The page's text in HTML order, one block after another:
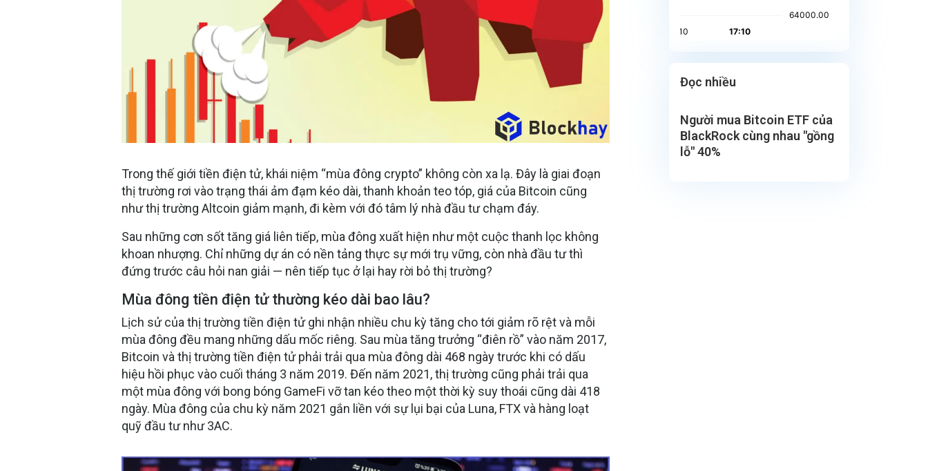
Trong thế giới tiền điện tử, khái niệm “mùa đông crypto” không còn xa lạ. Đây là giai đoạn
thị trường rơi vào trạng thái ảm đạm kéo dài, thanh khoản teo tóp, giá của Bitcoin cũng
như thị trường Altcoin giảm mạnh, đi kèm với đó tâm lý nhà đầu tư chạm đáy.
Sau những cơn sốt tăng giá liên tiếp, mùa đông xuất hiện như một cuộc thanh lọc không
khoan nhượng. Chỉ những dự án có nền tảng thực sự mới trụ vững, còn nhà đầu tư thì
đứng trước câu hỏi nan giải — nên tiếp tục ở lại hay rời bỏ thị trường?
Mùa đông tiền điện tử thường kéo dài bao lâu?
Lịch sử của thị trường tiền điện tử ghi nhận nhiều chu kỳ tăng cho tới giảm rõ rệt và mỗi
mùa đông đều mang những dấu mốc riêng. Sau mùa tăng trưởng “điên rồ” vào năm 2017,
Bitcoin và thị trường tiền điện tử phải trải qua mùa đông dài 468 ngày trước khi có dấu
hiệu hồi phục vào cuối tháng 3 năm 2019. Đến năm 2021, thị trường cũng phải trải qua
một mùa đông với bong bóng GameFi vỡ tan kéo theo một thời kỳ suy thoái cũng dài 418
ngày. Mùa đông của chu kỳ năm 2021 gắn liền với sự lụi bại của Luna, FTX và hàng loạt
quỹ đầu tư như 3AC.
Đọc nhiều
Người mua Bitcoin ETF của
BlackRock cùng nhau "gồng
lỗ" 40%